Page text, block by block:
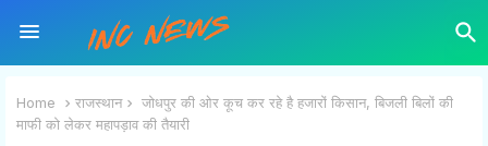
Home राजस्थान
जोधपुर की ओर कूच कर रहे है हजारों किसान, बिजली बिलों की
माफी को लेकर महापड़ाव की तैयारी